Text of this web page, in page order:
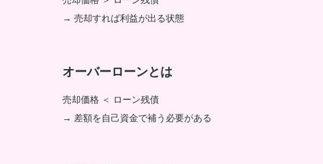
→ 売却すれば利益が出る状態
オーバーローンとは
売却価格 ＜ ローン残債
→ 差額を自己資金で補う必要がある